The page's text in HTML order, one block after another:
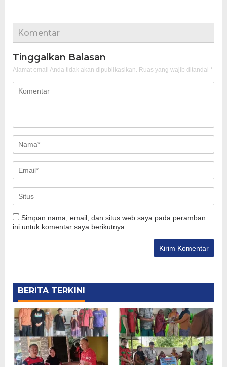
Komentar
Tinggalkan Balasan
Alamat email Anda tidak akan dipublikasikan. Ruas yang wajib ditandai *
Simpan nama, email, dan situs web saya pada peramban
ini untuk komentar saya berikutnya.
BERITA TERKINI